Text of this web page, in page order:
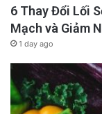
6 Thay Đổi Lối
Mạch và Giảm
1 day ago